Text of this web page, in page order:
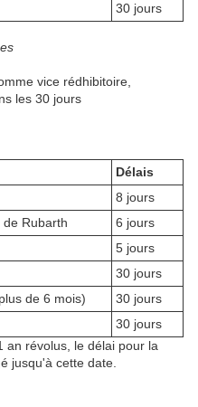
30 jours
vice rédhibitoire,
les 30 jours
Délais
8 jours
Rubarth
6 jours
5 jours
30 jours
de 6 mois)
30 jours
30 jours
an révolus, le délai pour la
jusqu'à cette date.